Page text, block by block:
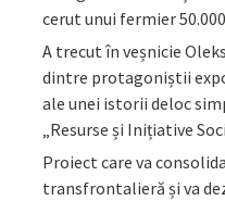
cerut unui fermier
A trecut în veșnicie
dintre protagoniștii
ale unei istorii deloc
„Resurse și Inițiative
Proiect care va
transfrontalieră și va